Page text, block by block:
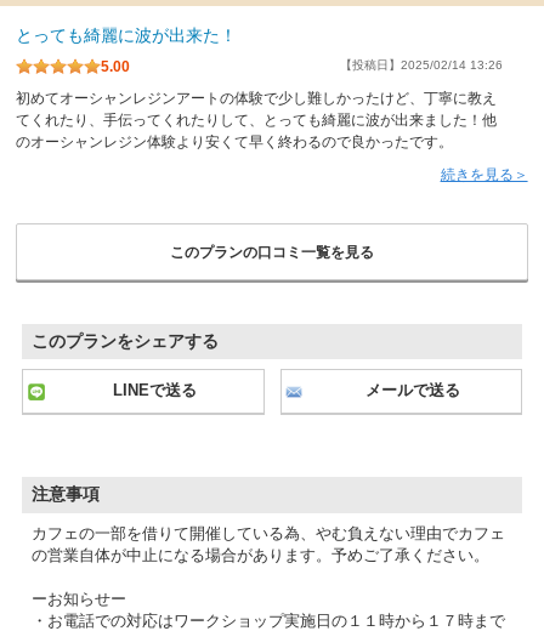
とっても綺麗に波が出来た！
5.00 【投稿日】2025/02/14 13:26
初めてオーシャンレジンアートの体験で少し難しかったけど、丁寧に教え
てくれたり、手伝ってくれたりして、とっても綺麗に波が出来ました！他
のオーシャンレジン体験より安くて早く終わるので良かったです。
続きを見る＞
このプランの口コミ一覧を見る
このプランをシェアする
LINEで送る メールで送る
注意事項
カフェの一部を借りて開催している為、やむ負えない理由でカフェ
の営業自体が中止になる場合があります。予めご了承ください。
ーお知らせー
・お電話での対応はワークショップ実施日の１１時から１７時まで